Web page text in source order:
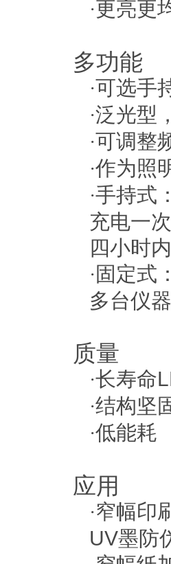
·更亮更
多功能
·可选手
·泛光型
·可调整
·作为照
·手持式
充电一
四小时
·固定式
多台仪
质量
·长寿命
·结构坚
·低能耗
应用
·窄幅印
UV墨防